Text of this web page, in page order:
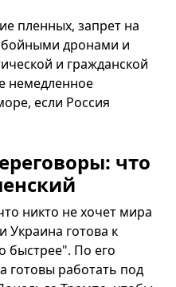
пленных, запрет на
дронами и
и гражданской
немедленное
если Россия
что
никто не хочет мира
Украина готова к
быстрее". По его
готовы работать под